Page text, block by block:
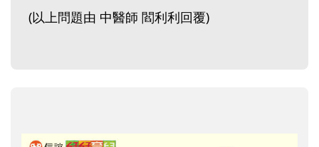
(以上問題由 中醫師 閻利利回覆)